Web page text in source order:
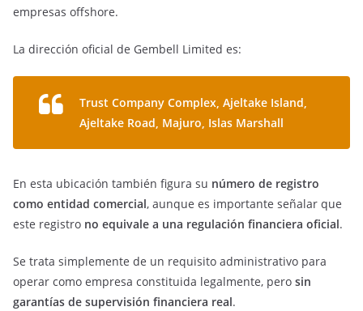
empresas offshore.
La dirección oficial de Gembell Limited es:
Trust Company Complex, Ajeltake Island,
Ajeltake Road, Majuro, Islas Marshall
En esta ubicación también figura su número de registro
como entidad comercial, aunque es importante señalar que
este registro no equivale a una regulación financiera oficial.
Se trata simplemente de un requisito administrativo para
operar como empresa constituida legalmente, pero sin
garantías de supervisión financiera real.